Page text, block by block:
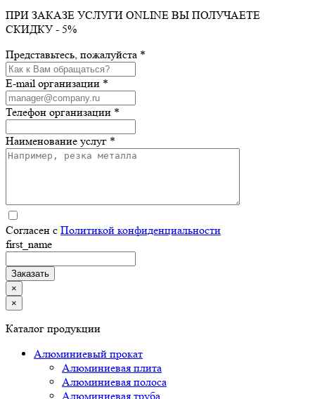
ПРИ ЗАКАЗЕ УСЛУГИ ONLINE ВЫ ПОЛУЧАЕТЕ
СКИДКУ - 5%
Представьтесь, пожалуйста *
E-mail организации *
Телефон организации *
Наименование услуг *
Согласен с Политикой конфиденциальности
first_name
×
×
Каталог продукции
Алюминиевый прокат
Алюминиевая плита
Алюминиевая полоса
Алюминиевая труба